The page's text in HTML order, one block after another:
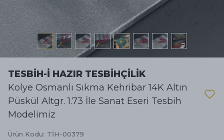
TESBİH-İ HAZIR TESBİHÇİLİK
Kolye Osmanlı Sıkma Kehribar 14K Altın
Püskül Altgr. 1.73 İle Sanat Eseri Tesbih
Modelimiz
Ürün Kodu: TİH-00379